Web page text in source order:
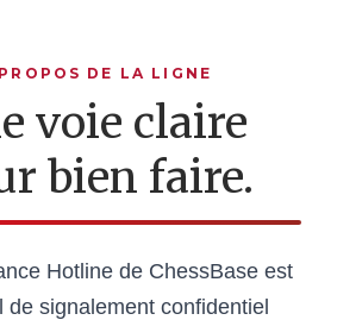
DE LA LIGNE
voie claire
bien faire.
Hotline de ChessBase est
de signalement confidentiel